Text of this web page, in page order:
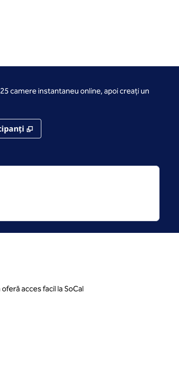
camere instantaneu online, apoi creați un
,
acces facil la SoCal